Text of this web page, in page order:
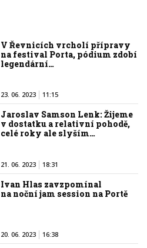
V Řevnicích vrcholí přípravy
na festival Porta, pódium zdobí
legendární…
23. 06. 2023 11:15
Jaroslav Samson Lenk: Žijeme
v dostatku a relativní pohodě,
celé roky ale slyším…
21. 06. 2023 18:31
Ivan Hlas zavzpomínal
na noční jam session na Portě
20. 06. 2023 16:38